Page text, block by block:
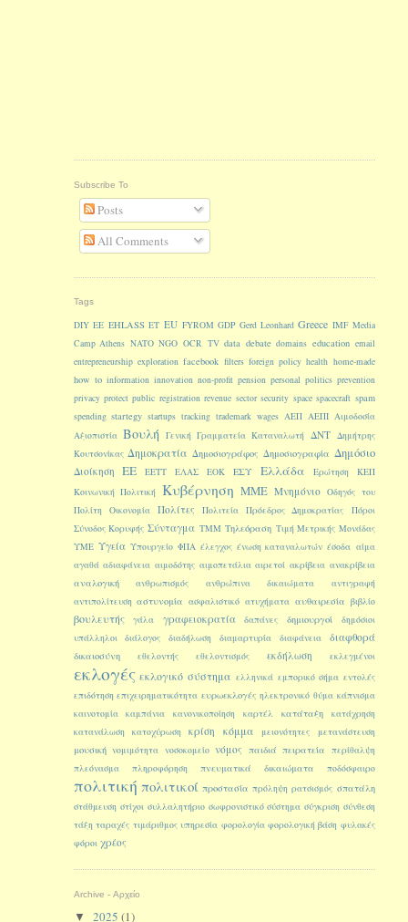
Subscribe To
Posts
All Comments
Tags
DIY EE EHLASS ET EU FYROM GDP Gerd Leonhard Greece IMF Media
Camp Athens NATO NGO OCR TV data debate domains education email
entrepreneurship exploration facebook filters foreign policy health home-made
how to information innovation non-profit pension personal politics prevention
privacy protect public registration revenue sector security space spacecraft spam
spending startegy startups tracking trademark wages ΑΕΠ ΑΕΠΙ Αιμοδοσία
Αξιοπιστία Βουλή Γενική Γραμματεία Καταναλωτή ΔΝΤ Δημήτρης
Κουτσονίκας Δημοκρατία Δημοσιογράφος Δημοσιογραφία Δημόσιο
Διοίκηση ΕΕ ΕΕΤΤ ΕΛΑΣ ΕΟΚ ΕΣΥ Ελλάδα Ερώτηση
ΚΕΠ
Κοινωνική Πολιτική
Κυβέρνηση ΜΜΕ Μνημόνιο Οδηγός του
Πολίτη
Οικονομία Πολίτες Πολιτεία Πρόεδρος Δημοκρατίας
Πόροι
Σύνοδος Κορυφής Σύνταγμα ΤΜΜ Τηλεόραση Τιμή Μετρικής Μονάδας
ΥΜΕ Υγεία Υπουργείο ΦΠΑ έλεγχος ένωση καταναλωτών έσοδα αίμα
αγαθά αδιαφάνεια αιμοδότης αιμοπετάλια αιρετοί ακρίβεια ανακρίβεια
αναλογική ανθρωπισμός ανθρώπινα δικαιώματα
αντιγραφή
αντιπολίτευση αστυνομία ασφαλιστικό ατυχήματα αυθαιρεσία βιβλίο
βουλευτής γάλα γραφειοκρατία δαπάνες δημιουργοί
δημόσιοι
υπάλληλοι
διάλογος διαδήλωση διαμαρτυρία διαφάνεια διαφθορά
δικαιοσύνη εθελοντής εθελοντισμός εκδήλωση εκλεγμένοι
εκλογές εκλογικό σύστημα ελληνικά εμπορικό σήμα εντολές
επιδότηση επιχειρηματικότητα ευρωεκλογές ηλεκτρονικό θύμα κάπνισμα
καινοτομία
καμπάνια κανονικοποίηση καρτέλ κατάταξη
κατάχρηση
κατανάλωση
κατοχύρωση κρίση κόμμα μειονότητες μετανάστευση
μουσική νομιμότητα νοσοκομείο νόμος παιδιά πειρατεία
περίθαλψη
πλεόνασμα
πληροφόρηση πνευματικά δικαιώματα ποδόσφαιρο
πολιτική πολιτικοί προστασία πρόληψη ρατσισμός σπατάλη
στάθμευση στίχοι συλλαλητήριο σωφρονιστικό σύστημα σύγκριση σύνθεση
τάξη ταραχές τιμάριθμος υπηρεσία φορολογία φορολογική βάση φυλακές
φόροι χρέος
Archive - Αρχείο
▼ 2025 (1)